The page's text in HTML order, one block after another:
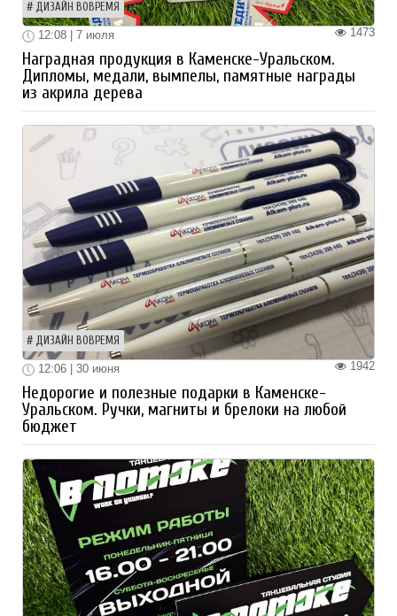
ДИЗАЙН ВОВРЕМЯ
1473
12:08 | 7 июля
Наградная продукция в Каменске-Уральском.
Дипломы, медали, вымпелы, памятные награды
из акрила дерева
ДИЗАЙН ВОВРЕМЯ
1942
12:06 | 30 июня
Недорогие и полезные подарки в Каменске-
Уральском. Ручки, магниты и брелоки на любой
бюджет